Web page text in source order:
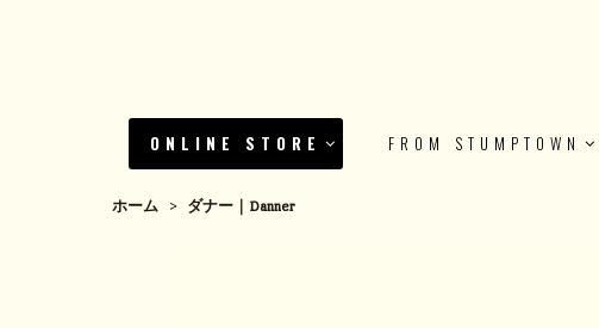
ONLINE STORE FROM STUMPTOWN
ホーム > ダナー｜Danner